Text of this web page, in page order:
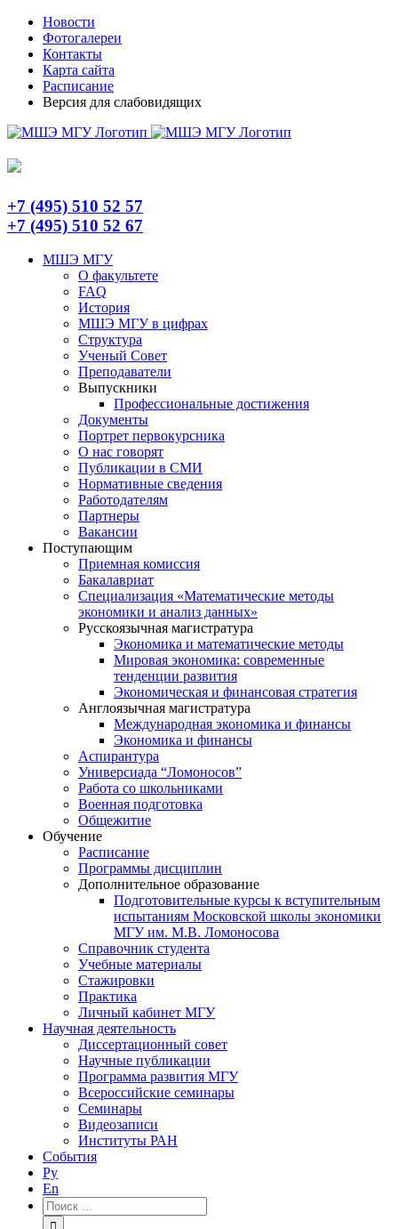
Skip
content
TelegramНовости
Фотогалереи
Контакты
Карта сайта
Расписание
Версия для слабовидящих
+7 (495) 510 52 57
+7 (495) 510 52 67
МШЭ МГУ
О факультете
FAQ
История
МШЭ МГУ в цифрах
Структура
Ученый Совет
Преподаватели
Выпускники
Профессиональные достижения
Документы
Портрет первокурсника
О нас говорят
Публикации в СМИ
Нормативные сведения
Работодателям
Партнеры
Вакансии
Поступающим
Приемная комиссия
Бакалавриат
Специализация «Математические методы
экономики и анализ данных»
Русскоязычная магистратура
Экономика и математические методы
Мировая экономика: современные
тенденции развития
Экономическая и финансовая стратегия
Англоязычная магистратура
Международная экономика и финансы
Экономика и финансы
Аспирантура
Универсиада “Ломоносов”
Работа со школьниками
Военная подготовка
Общежитие
Обучение
Расписание
Программы дисциплин
Дополнительное образование
Подготовительные курсы к вступительным
испытаниям Московской школы экономики
МГУ им. М.В. Ломоносова
Справочник студента
Учебные материалы
Стажировки
Практика
Личный кабинет МГУ
Научная деятельность
Диссертационный совет
Научные публикации
Программа развития МГУ
Всероссийские семинары
Семинары
Видеозаписи
Институты РАН
События
Ру
En
Результат
поиска: